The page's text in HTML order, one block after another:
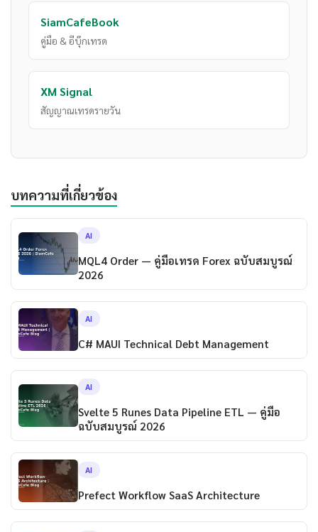
SiamCafeBook
คู่มือ & อีบุ๊กเทรด
XM Signal
สัญญาณเทรดรายวัน
บทความที่เกี่ยวข้อง
AI
MQL4 Order — คู่มือเทรด Forex ฉบับสมบูรณ์
2026
AI
C# MAUI Technical Debt Management
AI
Svelte 5 Runes Data Pipeline ETL — คู่มือ
ฉบับสมบูรณ์ 2026
AI
Prefect Workflow SaaS Architecture